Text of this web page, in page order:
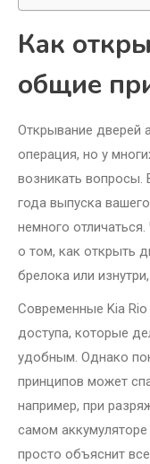
Как
общие
Открывание дверей
операция, но у
возникать вопросы.
года выпуска
немного
о том, как открыть
брелока или
Современные Kia
доступа, которые
удобным. Однако
принципов может
например, при
самом
просто объяснит